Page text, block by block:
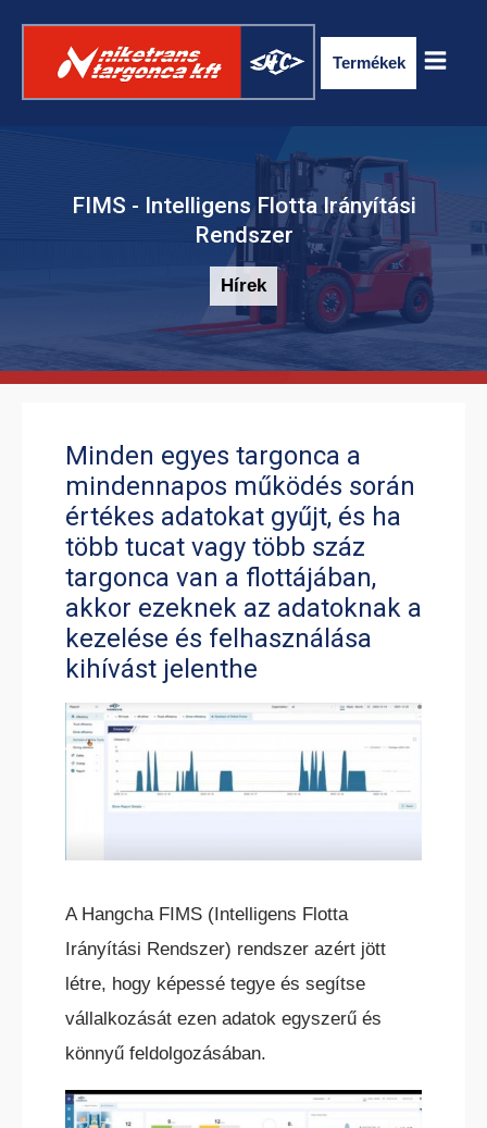
Termékek
ELEKTROMOS RAKLAPSZÁLLÍTÓ
TARGONCA
ELEKTROMOS RAKLAPEMELŐ
TARGONCA
ELEKTROMOS KOMISSIÓZÓ
ELEKTROMOS TOLÓOSZLOPOS
FIMS - Intelligens Flotta Irányítási
Rendszer
Hírek
Minden egyes targonca a
mindennapos működés során
értékes adatokat gyűjt, és ha
több tucat vagy több száz
targonca van a flottájában,
akkor ezeknek az adatoknak a
kezelése és felhasználása
kihívást jelenthe
A Hangcha FIMS (Intelligens Flotta
Irányítási Rendszer) rendszer azért jött
létre, hogy képessé tegye és segítse
vállalkozását ezen adatok egyszerű és
könnyű feldolgozásában.